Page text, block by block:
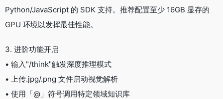
Python/JavaScript 的 SDK 支持。推荐配置至少 16GB 显存的
GPU 环境以发挥最佳性能。
3. 进阶功能开启
• 输入"/think"触发深度推理模式
• 上传.jpg/.png 文件启动视觉解析
• 使用「@」符号调用特定领域知识库